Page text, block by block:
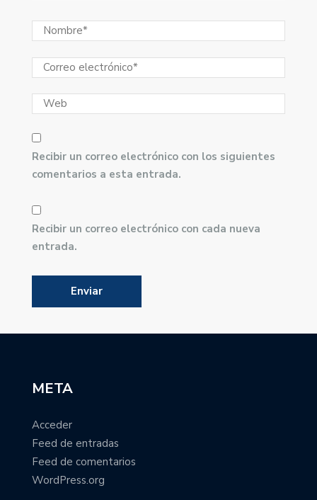
Recibir un correo electrónico con los siguientes
comentarios a esta entrada.
Recibir un correo electrónico con cada nueva
entrada.
META
Acceder
Feed de entradas
Feed de comentarios
WordPress.org